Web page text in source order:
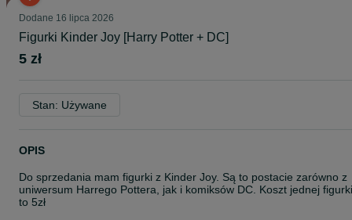
Dodane 16 lipca 2026
Figurki Kinder Joy [Harry Potter + DC]
5 zł
Stan: Używane
OPIS
Do sprzedania mam figurki z Kinder Joy. Są to postacie zarówno z
uniwersum Harrego Pottera, jak i komiksów DC. Koszt jednej figurki
to 5zł